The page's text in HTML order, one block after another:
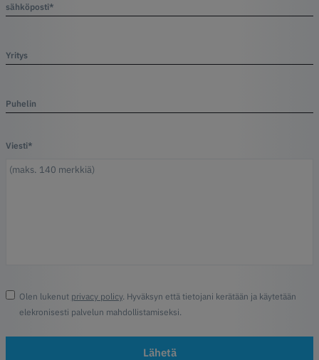
sähköposti*
Yritys
Puhelin
Viesti*
Olen lukenut privacy policy. Hyväksyn että tietojani kerätään ja käytetään
elekronisesti palvelun mahdollistamiseksi.
Lähetä